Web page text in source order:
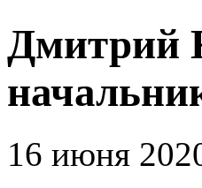
Дмитрий
16 июня